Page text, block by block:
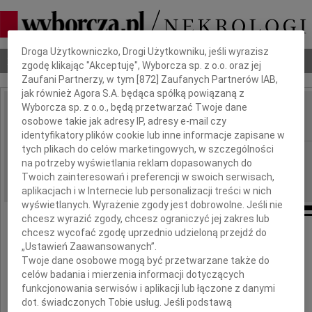
Nekrologi Odeszli Poradnik pogrzebowy
IMIĘ I NAZWISKO: Maciej Żuławski
REGION: Warszawa, cała Polska
DATA EMISJI: 05.07.2023
Dbamy o Twoją prywatność
Droga Użytkowniczko, Drogi Użytkowniku, jeśli wyrazisz
zgodę klikając "Akceptuję", Wyborcza sp. z o.o. oraz jej
Zaufani Partnerzy, w tym [872 ] Zaufanych Partnerów IAB,
jak również Agora S.A. będąca spółką powiązaną z
Wyborcza sp. z o.o., będą przetwarzać Twoje dane
osobowe takie jak adresy IP, adresy e-mail czy
identyfikatory plików cookie lub inne informacje zapisane w
tych plikach do celów marketingowych, w szczególności
na potrzeby wyświetlania reklam dopasowanych do
Twoich zainteresowań i preferencji w swoich serwisach,
aplikacjach i w Internecie lub personalizacji treści w nich
wyświetlanych. Wyrażenie zgody jest dobrowolne. Jeśli nie
chcesz wyrazić zgody, chcesz ograniczyć jej zakres lub
chcesz wycofać zgodę uprzednio udzieloną przejdź do
„Ustawień Zaawansowanych”.
Twoje dane osobowe mogą być przetwarzane także do
celów badania i mierzenia informacji dotyczących
funkcjonowania serwisów i aplikacji lub łączone z danymi
dot. świadczonych Tobie usług. Jeśli podstawą